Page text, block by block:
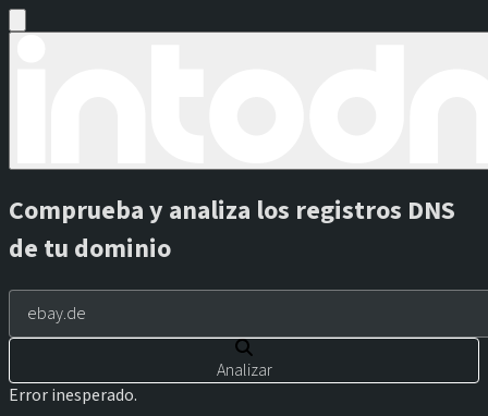
Comprueba y analiza los registros DNS
de tu dominio
Analizar
Error inesperado.